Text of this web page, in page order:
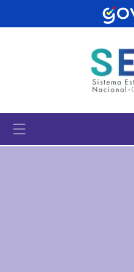
Pasar al contenido principal